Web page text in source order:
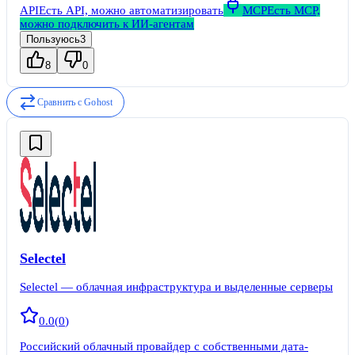
APIЕсть API, можно автоматизировать MCPЕсть MCP,
можно подключить к ИИ-агентам
Пользуюсь3
8 0
Сравнить сGohost
Selectel
Selectel — облачная инфраструктура и выделенные серверы
0.0(0)
Российский облачный провайдер с собственными дата-